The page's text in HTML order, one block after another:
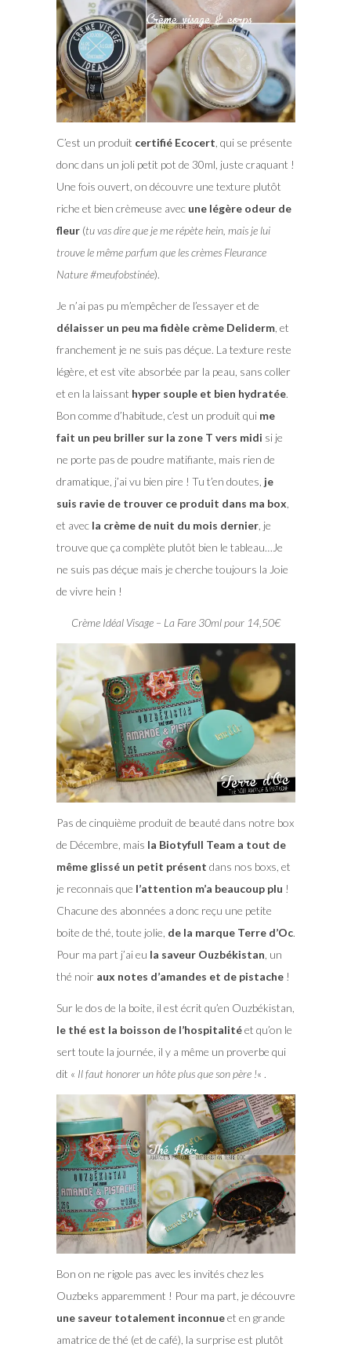
C’est un produit certifié Ecocert , qui se présente
donc dans un joli petit pot de 30ml, juste craquant !
Une fois ouvert, on découvre une texture plutôt
riche et bien crèmeuse avec une légère odeur de
fleur(tu vas dire que je me répète hein, mais je lui
trouve le même parfum que les crèmes Fleurance
Nature #meufobstinée).
Je n’ai pas pu m’empêcher de l’essayer et de
délaisser un peu ma fidèle crème Deliderm, et
franchement je ne suis pas déçue. La texture reste
légère, et est vite absorbée par la peau, sans coller
et en la laissant hyper souple et bien hydratée.
Bon comme d’habitude, c’est un produit qui me
fait un peu briller sur la zone T vers midi si je
ne porte pas de poudre matifiante, mais rien de
dramatique, j’ai vu bien pire ! Tu t’en doutes, je
suis ravie de trouver ce produit dans ma box
et avec la crème de nuit du mois dernier, je
trouve que ça complète plutôt bien le tableau…Je
ne suis pas déçue mais je cherche toujours la Joie
de vivre hein !
Crème Idéal Visage – La Fare 30ml pour 14,50€
Pas de cinquième produit de beauté dans notre box
de Décembre, mais la Biotyfull Team a tout de
même glissé un petit présent dans nos boxs, et
je reconnais que l’attention m’a beaucoup plu !
Chacune des abonnées a donc reçu une petite
boite de thé, toute jolie, de la marque Terre d’Oc.
Pour ma part j’ai eu la saveur Ouzbékistan , un
thé noir aux notes d’amandes et de pistache!
Sur le dos de la boite, il est écrit qu’en Ouzbékistan,
le thé est la boisson de l’hospitalitéet qu’on le
sert toute la journée, il y a même un proverbe qui
dit « Il faut honorer un hôte plus que son père !« .
Bon on ne rigole pas avec les invités chez les
Ouzbeks apparemment ! Pour ma part, je découvre
une saveur totalement inconnueet en grande
amatrice de thé (et de café), la surprise est plutôt